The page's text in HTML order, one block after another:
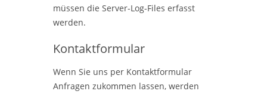
müssen die Server-Log-Files erfasst
werden.
Kontaktformular
Wenn Sie uns per Kontaktformular
Anfragen zukommen lassen, werden